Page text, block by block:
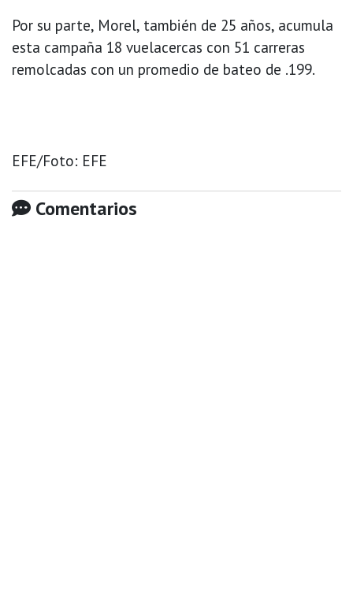
Por su parte, Morel, también de 25 años, acumula
esta campaña 18 vuelacercas con 51 carreras
remolcadas con un promedio de bateo de .199.
EFE/Foto: EFE
Comentarios